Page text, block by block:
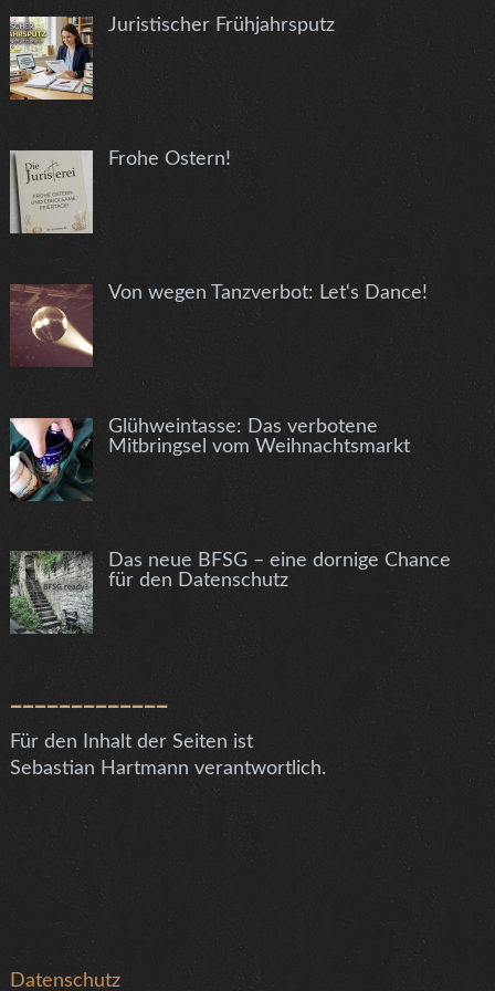
Juristischer Frühjahrsputz
Frohe Ostern!
Von wegen Tanzverbot: Let‘s Dance!
Glühweintasse: Das verbotene
Mitbringsel vom Weihnachtsmarkt
Das neue BFSG – eine dornige Chance
für den Datenschutz
Für den Inhalt der Seiten ist
Sebastian Hartmann verantwortlich.
Datenschutz